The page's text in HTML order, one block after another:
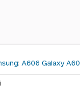
: A606 Galaxy A60